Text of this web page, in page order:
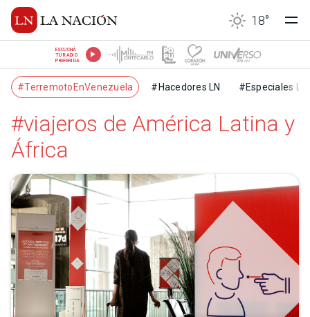
18°
ESCUCHÁ
TU RADIO
PREFERIDA
#TerremotoEnVenezuela #Hacedores LN #Especiales LN
#viajeros de América Latina y
África